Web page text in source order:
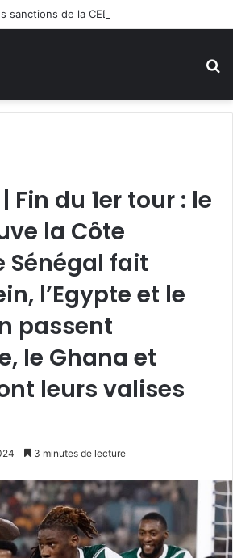
Fin du 1er tour : le
la Côte
Sénégal fait
l’Egypte et le
passent
le Ghana et
leurs valises
3 minutes de lecture